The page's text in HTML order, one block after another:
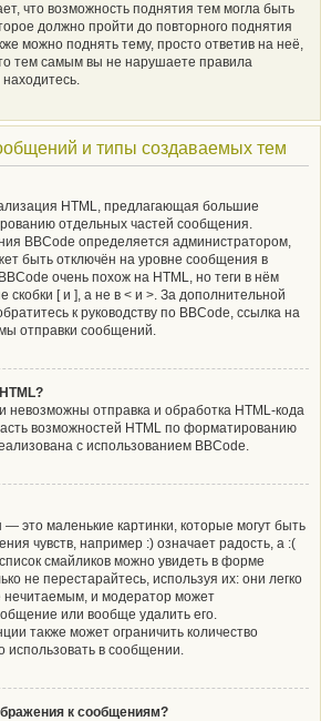
что возможность поднятия тем могла быть
должно пройти до повторного поднятия
можно поднять тему, просто ответив на неё,
тем самым вы не нарушаете правила
и типы создаваемых тем
HTML, предлагающая большие
отдельных частей сообщения.
BBCode определяется администратором,
быть отключён на уровне сообщения в
очень похож на HTML, но теги в нём
скобки [ и ], а не в < и >. За дополнительной
к руководству по BBCode, ссылка на
отправки сообщений.
невозможны отправка и обработка HTML-кода
возможностей HTML по форматированию
с использованием BBCode.
это маленькие картинки, которые могут быть
чувств, например :) означает радость, а :(
смайликов можно увидеть в форме
не перестарайтесь, используя их: они легко
нечитаемым, и модератор может
или вообще удалить его.
также может ограничить количество
использовать в сообщении.
к сообщениям?